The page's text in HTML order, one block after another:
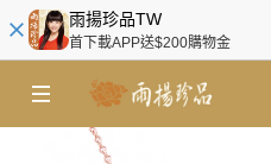
雨揚珍品TW
首下載APP送$200購物金